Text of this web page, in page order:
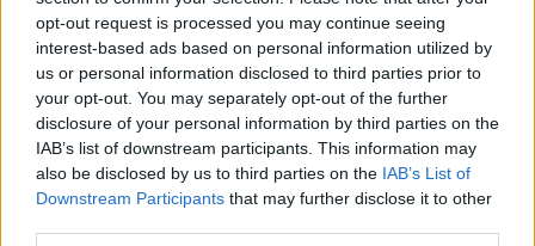
opt-out request is processed you may continue seeing
interest-based ads based on personal information utilized by
us or personal information disclosed to third parties prior to
your opt-out. You may separately opt-out of the further
disclosure of your personal information by third parties on the
IAB’s list of downstream participants. This information may
also be disclosed by us to third parties on the IAB’s List of
Downstream Participants that may further disclose it to other
Címkék: #legendás állatok 3
#legendás állatok: dumbledore
titkai
#dumbledore
#fantastic beasts: the secrets of
dumbledore
#harry potter #fantastic beasts